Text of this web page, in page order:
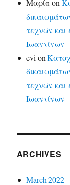
Μαρίαon
τεχνών και
Ιωαννίνων
evi on
τεχνών και
Ιωαννίνων
ARCHIVES
March 2022